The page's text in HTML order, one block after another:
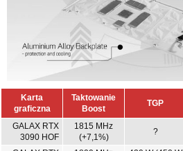
Karta
graficzna
Taktowanie
Boost
TGP
GALAX RTX
3090 HOF
1815 MHz
(+7,1%)
?